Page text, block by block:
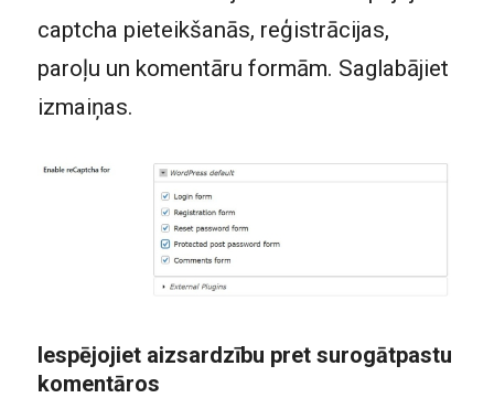
captcha pieteikšanās, reģistrācijas,
paroļu un komentāru formām. Saglabājiet
izmaiņas.
Iespējojiet aizsardzību pret surogātpastu
komentāros